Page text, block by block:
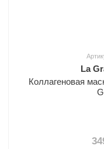
La
Коллагеновая